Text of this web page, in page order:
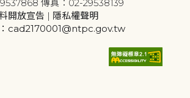
傳真：02-29538139
開放宣告 | 隱私權聲明
cad2170001@ntpc.gov.tw